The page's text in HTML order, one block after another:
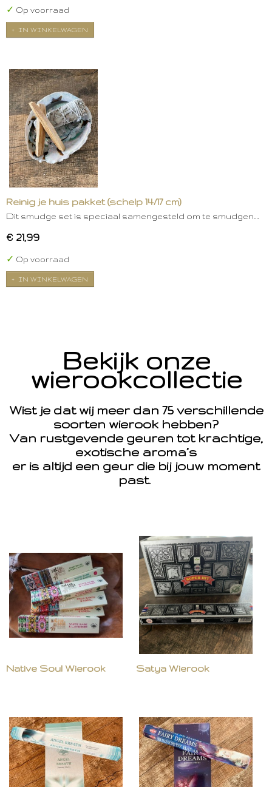
✓ Op voorraad
IN WINKELWAGEN
Reinig je huis pakket (schelp 14/17 cm)
Dit smudge set is speciaal samengesteld om te smudgen.…
€ 21,99
✓ Op voorraad
IN WINKELWAGEN
Bekijk onze
wierookcollectie
Wist je dat wij meer dan 75 verschillende
soorten wierook hebben?
Van rustgevende geuren tot krachtige,
exotische aroma’s
er is altijd een geur die bij jouw moment
past.
Native Soul Wierook Satya Wierook